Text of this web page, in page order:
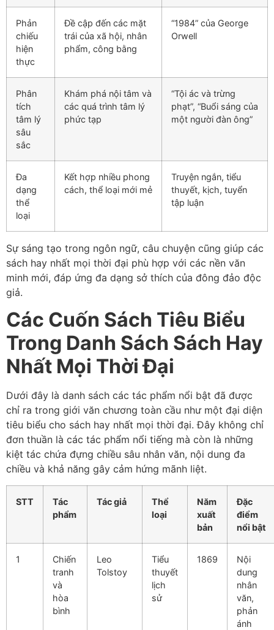
Phản
chiếu
hiện
thực
Đề cập đến các mặt
trái của xã hội, nhân
phẩm, công bằng
“1984” của George
Orwell
Phân
tích
tâm lý
sâu
sắc
Khám phá nội tâm và
các quá trình tâm lý
phức tạp
“Tội ác và trừng
phạt”, “Buổi sáng của
một người đàn ông”
Đa
dạng
thể
loại
Kết hợp nhiều phong
cách, thể loại mới mẻ
Truyện ngắn, tiểu
thuyết, kịch, tuyển
tập luận
Sự sáng tạo trong ngôn ngữ, câu chuyện cũng giúp các
sách hay nhất mọi thời đại phù hợp với các nền văn
minh mới, đáp ứng đa dạng sở thích của đông đảo độc
giả.
Các Cuốn Sách Tiêu Biểu
Trong Danh Sách Sách Hay
Nhất Mọi Thời Đại
Dưới đây là danh sách các tác phẩm nổi bật đã được
chỉ ra trong giới văn chương toàn cầu như một đại diện
tiêu biểu cho sách hay nhất mọi thời đại. Đây không chỉ
đơn thuần là các tác phẩm nổi tiếng mà còn là những
kiệt tác chứa đựng chiều sâu nhân văn, nội dung đa
chiều và khả năng gây cảm hứng mãnh liệt.
STT
Tác
phẩm
Tác giả
Thể
loại
Năm
xuất
bản
Đặc
điểm
nổi bật
1
Chiến
tranh
và
hòa
bình
Leo
Tolstoy
Tiểu
thuyết
lịch
sử
1869
Nội
dung
nhân
văn,
phản
ánh